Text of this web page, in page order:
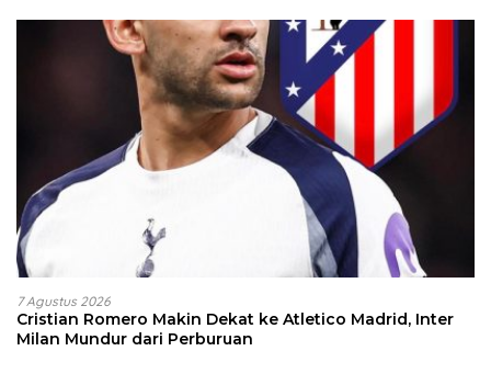
7 Agustus 2026
Cristian Romero Makin Dekat ke Atletico Madrid, Inter
Milan Mundur dari Perburuan